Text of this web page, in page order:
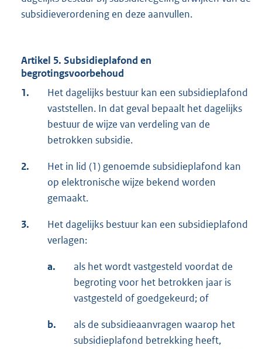
subsidieverordening en deze aanvullen.
Artikel 5. Subsidieplafond en
begrotingsvoorbehoud
1.
Het dagelijks bestuur kan een subsidieplafond
vaststellen. In dat geval bepaalt het dagelijks
bestuur de wijze van verdeling van de
betrokken subsidie.
2.
Het in lid (1) genoemde subsidieplafond kan
op elektronische wijze bekend worden
gemaakt.
3.
Het dagelijks bestuur kan een subsidieplafond
verlagen:
a.
als het wordt vastgesteld voordat de
begroting voor het betrokken jaar is
vastgesteld of goedgekeurd; of
b.
als de subsidieaanvragen waarop het
subsidieplafond betrekking heeft,